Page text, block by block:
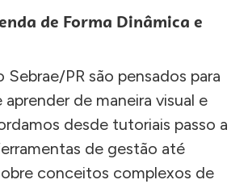
de Forma Dinâmica e
Sebrae/PR são pensados para
de maneira visual e
desde tutoriais passo a
de gestão até
conceitos complexos de